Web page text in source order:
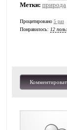
Метки: природа
Процитировано 5 раз
Понравилось: 12